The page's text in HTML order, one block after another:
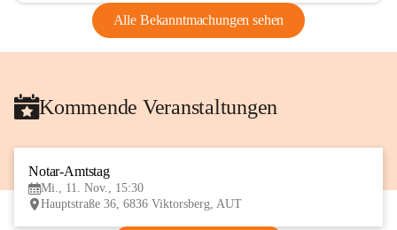
Alle Bekanntmachungen sehen
Kommende Veranstaltungen
Notar-Amtstag
Mi., 11. Nov., 15:30
Hauptstraße 36, 6836 Viktorsberg, AUT